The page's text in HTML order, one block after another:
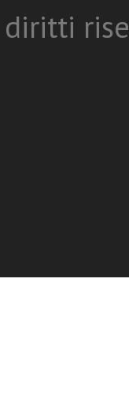
diritti